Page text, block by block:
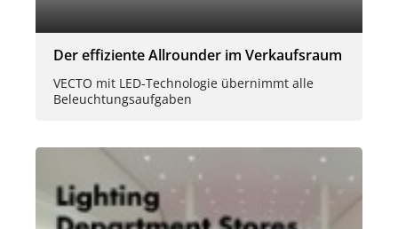
Der effiziente Allrounder im Verkaufsraum
VECTO mit LED-Technologie übernimmt alle
Beleuchtungsaufgaben